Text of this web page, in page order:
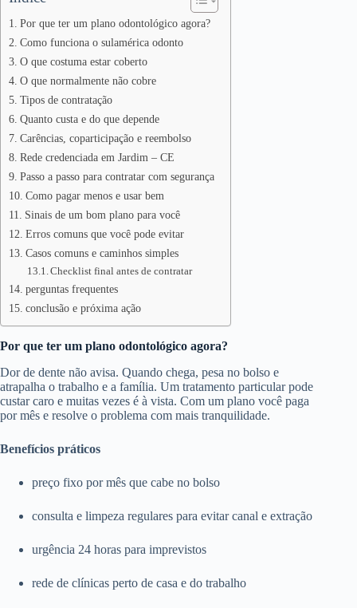
Por que ter um plano odontológico agora?
Como funciona o sulamérica odonto
O que costuma estar coberto
O que normalmente não cobre
Tipos de contratação
Quanto custa e do que depende
Carências, coparticipação e reembolso
Rede credenciada em Jardim – CE
Passo a passo para contratar com segurança
Como pagar menos e usar bem
Sinais de um bom plano para você
Erros comuns que você pode evitar
Casos comuns e caminhos simples
Checklist final antes de contratar
perguntas frequentes
conclusão e próxima ação
Por que ter um plano odontológico agora?
Dor de dente não avisa. Quando chega, pesa no bolso e
atrapalha o trabalho e a família. Um tratamento particular pode
custar caro e muitas vezes é à vista. Com um plano você paga
por mês e resolve o problema com mais tranquilidade.
Benefícios práticos
preço fixo por mês que cabe no bolso
consulta e limpeza regulares para evitar canal e extração
urgência 24 horas para imprevistos
rede de clínicas perto de casa e do trabalho